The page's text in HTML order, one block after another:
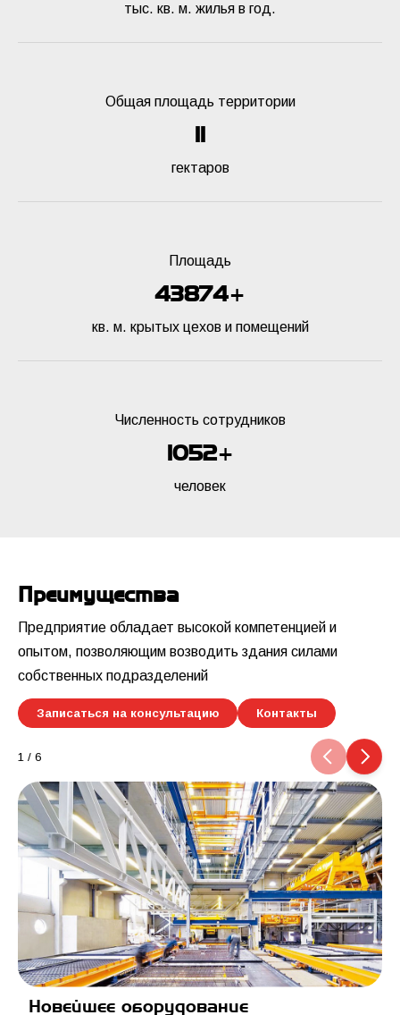
тыс. кв. м. жилья в год.
Общая площадь территории
12
гектаров
Площадь
4777050000
+
кв. м. крытых цехов и помещений
Численность сотрудников
11461200
+
человек
Преимущества
Предприятие обладает высокой компетенцией и
опытом, позволяющим возводить здания силами
собственных подразделений
Записаться на консультацию Контакты
Новейшее оборудование
1 / 6